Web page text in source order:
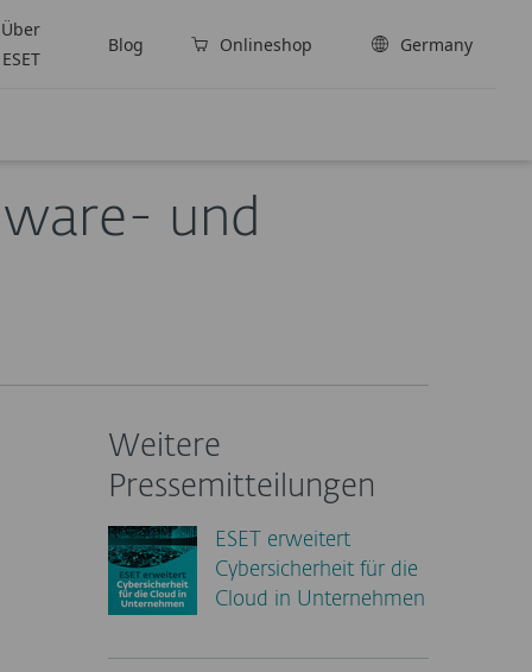
Über
ESET
Blog Onlineshop Germany
und
Weitere
Pressemitteilungen
ESET erweitert
Cybersicherheit für die
Cloud in Unternehmen